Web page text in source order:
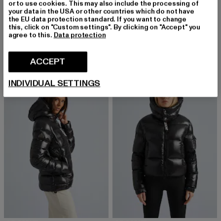
TOMMY JEANS
Signature Modern
794,88 DKK
Nuværende pris: 794,88 DKK
1.728,00 DKKKampagnepris: 1.728,00 DKK
JACK1T
FRONT RUNNER
-17%
or to use cookies. This may also include the processing of
your data in the USA or other countries which do not have
the EU data protection standard. If you want to change
this, click on "Custom settings". By clicking on "Accept" you
agree to this. Data protection
ACCEPT
INDIVIDUAL SETTINGS